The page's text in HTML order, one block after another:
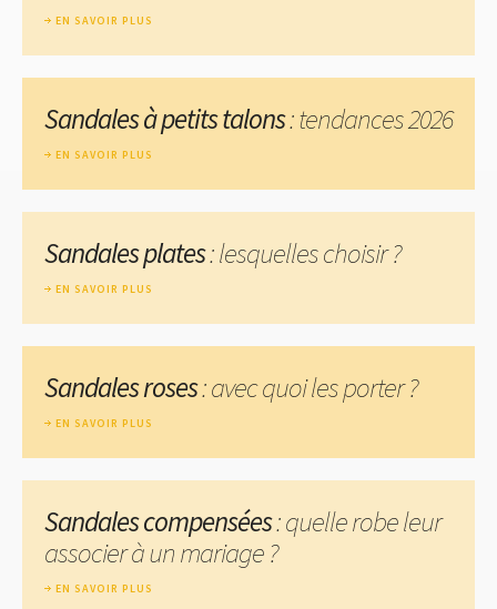
EN SAVOIR PLUS
Sandales à petits talons: tendances 2026
EN SAVOIR PLUS
Sandales plates: lesquelles choisir ?
EN SAVOIR PLUS
Sandales roses: avec quoi les porter ?
EN SAVOIR PLUS
Sandales compensées: quelle robe leur
associer à un mariage ?
EN SAVOIR PLUS